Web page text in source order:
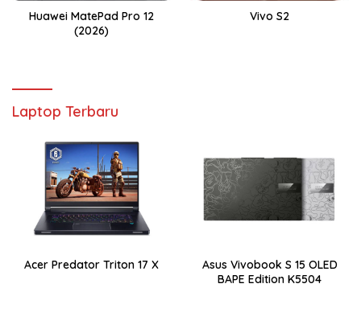
Huawei MatePad Pro 12
(2026)
Vivo S2
Laptop Terbaru
Acer Predator Triton 17 X
Asus Vivobook S 15 OLED
BAPE Edition K5504